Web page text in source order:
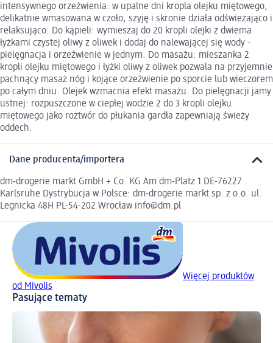
intensywnego orzeźwienia: w upalne dni kropla olejku miętowego,
delikatnie wmasowana w czoło, szyję i skronie działa odświeżająco i
relaksująco. Do kąpieli: wymieszaj do 20 kropli olejki z dwiema
łyżkami czystej oliwy z oliwek i dodaj do nalewającej się wody -
pielęgnacja i orzeźwienie w jednym. Do masażu: mieszanka 2
kropli olejku miętowego i łyżki oliwy z oliwek pozwala na przyjemnie
pachnący masaż nóg i kojące orzeźwienie po sporcie lub wieczorem
po całym dniu. Olejek wzmacnia efekt masażu. Do pielęgnacji jamy
ustnej: rozpuszczone w ciepłej wodzie 2 do 3 kropli olejku
miętowego jako roztwór do płukania gardła zapewniają świeży
oddech.
Dane producenta/importera
dm-drogerie markt GmbH + Co. KG Am dm-Platz 1 DE-76227
Karlsruhe Dystrybucja w Polsce: dm-drogerie markt sp. z o.o. ul.
Legnicka 48H PL-54-202 Wrocław info@dm.pl
Więcej produktów
od Mivolis
Pasujące tematy